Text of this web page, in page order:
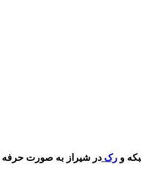
ورکدر شیراز به صورت حرفه